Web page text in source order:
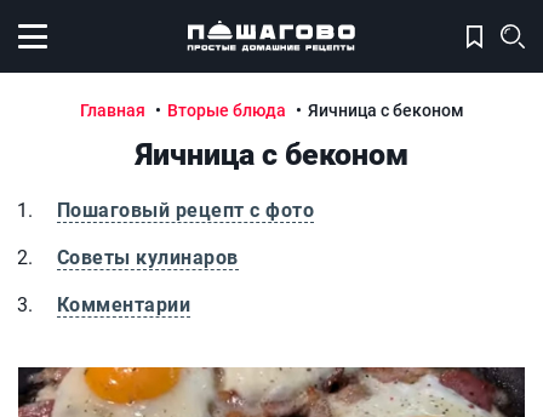
Открыть меню
Главная Вторые блюда Яичница с беконом
Яичница с беконом
Пошаговый рецепт с фото
Советы кулинаров
Комментарии
Яичница с беконом